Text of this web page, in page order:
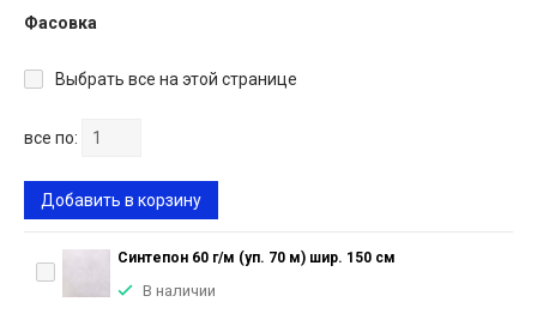
Фасовка
Выбрать все на этой странице
все по:
Добавить в корзину
Синтепон 60 г/м (уп. 70 м) шир. 150 см
В наличии